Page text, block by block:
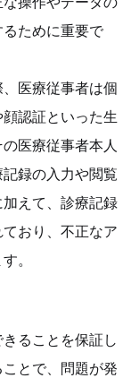
ために重要で
医療従事者は個
認証といった生
医療従事者本人
録の入力や閲覧
えて、診療記録
おり、不正なア
。
ることを保証し
とで、問題が発